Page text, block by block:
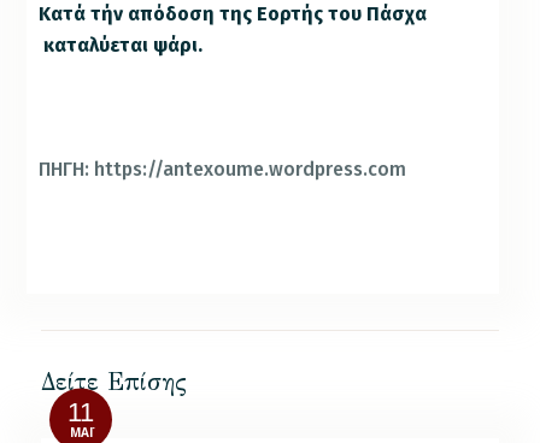
Κατά τήν απόδοση της Εορτής του Πάσχα
καταλύεται ψάρι.
ΠΗΓΗ: https://antexoume.wordpress.com
Δείτε Επίσης
11
ΜΆΙ